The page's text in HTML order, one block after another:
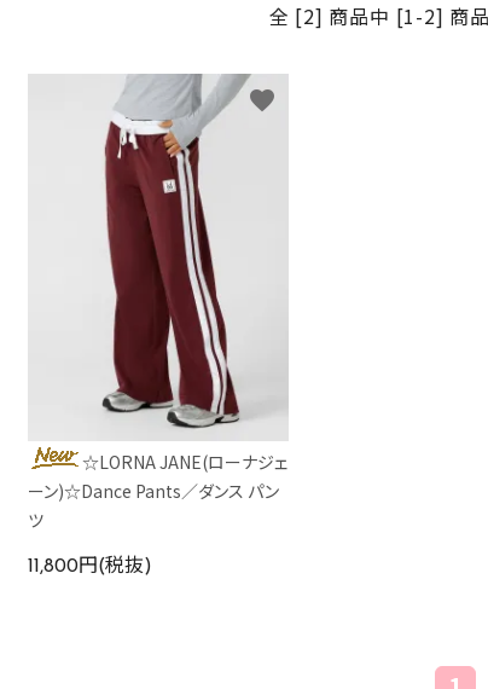
全 [2] 商品中 [1-2] 商品
☆LORNA JANE(ローナジェ
ーン)☆Dance Pants／ダンス パン
ツ
11,800円(税抜)
favorite